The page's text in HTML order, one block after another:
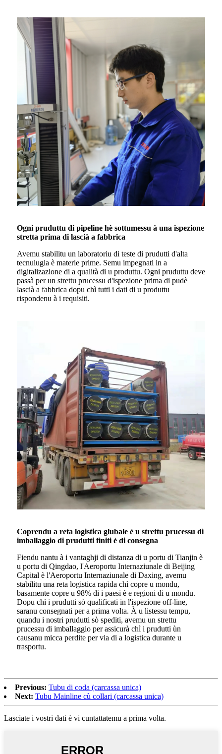
Ogni pruduttu di pipeline hè sottumessu à una ispezione
stretta prima di lascià a fabbrica
Avemu stabilitu un laboratoriu di teste di prudutti d'alta
tecnulugia è materie prime. Semu impegnati in a
digitalizazione di a qualità di u produttu. Ogni pruduttu deve
passà per un strettu prucessu d'ispezione prima di pudè
lascià a fabbrica dopu chì tutti i dati di u produttu
rispondenu à i requisiti.
Coprendu a reta logistica glubale è u strettu prucessu di
imballaggio di prudutti finiti è di consegna
Fiendu nantu à i vantaghji di distanza di u portu di Tianjin è
u portu di Qingdao, l'Aeroportu Internaziunale di Beijing
Capital è l'Aeroportu Internaziunale di Daxing, avemu
stabilitu una reta logistica rapida chì copre u mondu,
basamente copre u 98% di i paesi è e regioni di u mondu.
Dopu chì i prudutti sò qualificati in l'ispezione off-line,
saranu consegnati per a prima volta. À u listessu tempu,
quandu i nostri prudutti sò spediti, avemu un strettu
prucessu di imballaggio per assicurà chì i prudutti ùn
causanu micca perdite per via di a logistica durante u
trasportu.
Previous: Tubu di coda (carcassa unica)
Next: Tubu Mainline cù collari (carcassa unica)
Lasciate i vostri dati è vi cuntattatemu a prima volta.